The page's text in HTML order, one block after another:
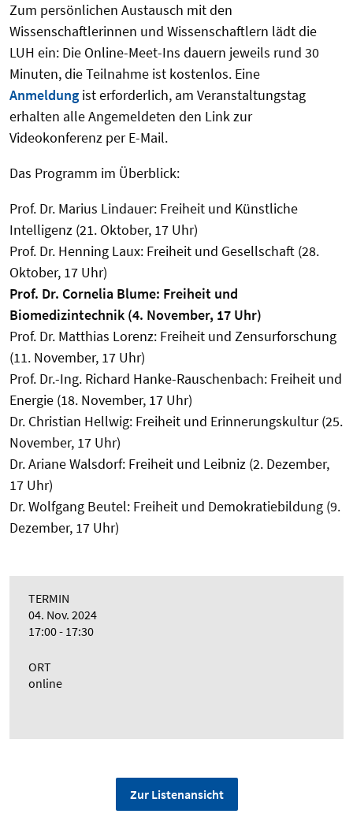
Zum persönlichen Austausch mit den
Wissenschaftlerinnen und Wissenschaftlern lädt die
LUH ein: Die Online-Meet-Ins dauern jeweils rund 30
Minuten, die Teilnahme ist kostenlos. Eine
Anmeldung ist erforderlich, am Veranstaltungstag
erhalten alle Angemeldeten den Link zur
Videokonferenz per E-Mail.
Das Programm im Überblick:
Prof. Dr. Marius Lindauer: Freiheit und Künstliche
Intelligenz (21. Oktober, 17 Uhr)
Prof. Dr. Henning Laux: Freiheit und Gesellschaft (28.
Oktober, 17 Uhr)
Prof. Dr. Cornelia Blume: Freiheit und
Biomedizintechnik (4. November, 17 Uhr)
Prof. Dr. Matthias Lorenz: Freiheit und Zensurforschung
(11. November, 17 Uhr)
Prof. Dr.-Ing. Richard Hanke-Rauschenbach: Freiheit und
Energie (18. November, 17 Uhr)
Dr. Christian Hellwig: Freiheit und Erinnerungskultur (25.
November, 17 Uhr)
Dr. Ariane Walsdorf: Freiheit und Leibniz (2. Dezember,
17 Uhr)
Dr. Wolfgang Beutel: Freiheit und Demokratiebildung (9.
Dezember, 17 Uhr)
TERMIN
04. Nov. 2024
17:00 - 17:30
ORT
online
Zur Listenansicht